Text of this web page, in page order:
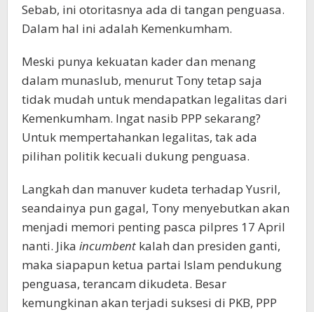
Sebab, ini otoritasnya ada di tangan penguasa.
Dalam hal ini adalah Kemenkumham.
Meski punya kekuatan kader dan menang
dalam munaslub, menurut Tony tetap saja
tidak mudah untuk mendapatkan legalitas dari
Kemenkumham. Ingat nasib PPP sekarang?
Untuk mempertahankan legalitas, tak ada
pilihan politik kecuali dukung penguasa.
Langkah dan manuver kudeta terhadap Yusril,
seandainya pun gagal, Tony menyebutkan akan
menjadi memori penting pasca pilpres 17 April
nanti. Jika incumbent kalah dan presiden ganti,
maka siapapun ketua partai Islam pendukung
penguasa, terancam dikudeta. Besar
kemungkinan akan terjadi suksesi di PKB, PPP